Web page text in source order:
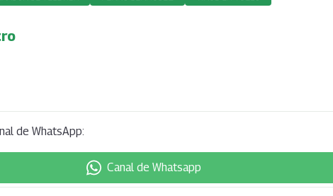
de WhatsApp:
Canal de Whatsapp